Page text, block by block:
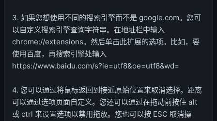
3. 如果您想使用不同的搜索引擎而不是 google.com。您可
以自定义搜索引擎查询字符串。在地址栏中输入
chrome://extensions。然后单击此扩展的选项。比如，要
使用百度，再搜索引擎处输入
https://www.baidu.com/s?ie=utf8&oe=utf8&wd=
4. 您可以通过将鼠标返回到接近原始位置来取消选择。距离
可以通过选项页面自定义。您还可以通过在拖动前按住 alt
或 ctrl 来设置选项以禁用拖放。您也可以按 ESC 取消操